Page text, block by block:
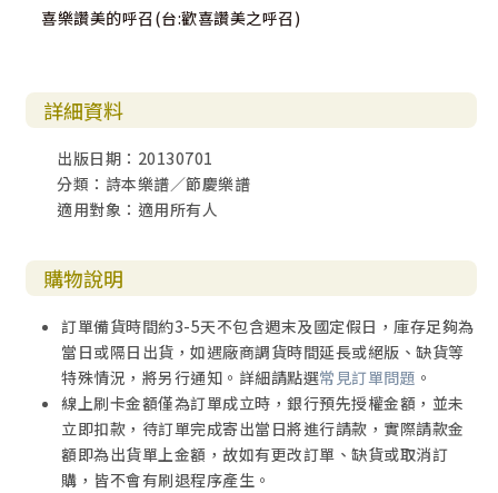
喜樂讚美的呼召(台:歡喜讚美之呼召)
詳細資料
出版日期：20130701
分類：詩本樂譜／節慶樂譜
適用對象：適用所有人
購物說明
訂單備貨時間約3-5天不包含週末及國定假日，庫存足夠為
當日或隔日出貨，如遇廠商調貨時間延長或絕版、缺貨等
特殊情況，將另行通知。詳細請點選常見訂單問題 。
線上刷卡金額僅為訂單成立時，銀行預先授權金額，並未
立即扣款，待訂單完成寄出當日將進行請款，實際請款金
額即為出貨單上金額，故如有更改訂單、缺貨或取消訂
購，皆不會有刷退程序產生。